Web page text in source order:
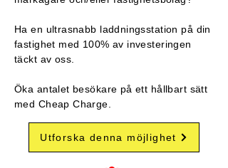
Ha en ultrasnabb laddningsstation på din
fastighet med 100% av investeringen
täckt av oss.
Öka antalet besökare på ett hållbart sätt
med Cheap Charge.
Utforska denna möjlighet